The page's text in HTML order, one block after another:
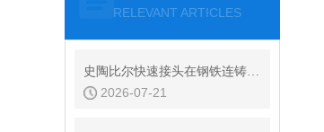
RELEVANT ARTICLES
史陶比尔快速接头在钢铁连铸设备结晶器冷却水快换中的耐振动性
2026-07-21